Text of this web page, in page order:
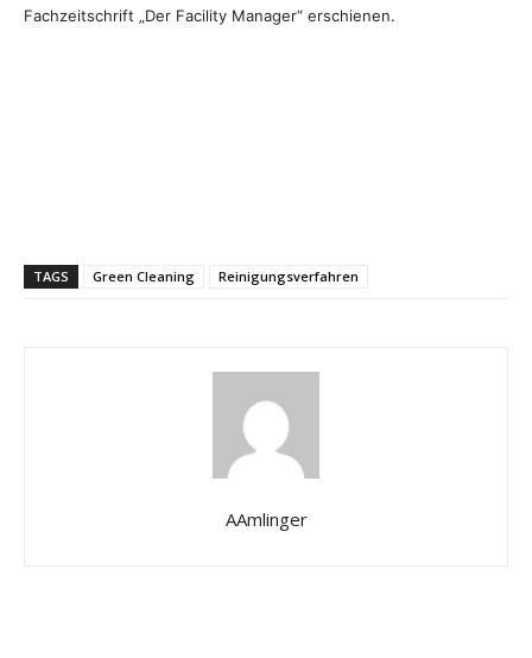
Fachzeitschrift „Der Facility Manager“ erschienen.
TAGS Green Cleaning Reinigungsverfahren
AAmlinger